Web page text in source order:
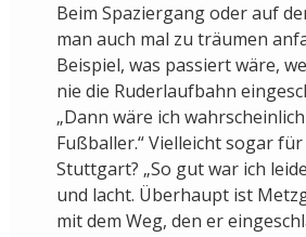
Beim Spaziergang oder auf
man auch mal zu träumen
Beispiel, was passiert wäre,
nie die Ruderlaufbahn
„Dann wäre ich
Fußballer.“ Vielleicht sogar
Stuttgart? „So gut war ich
und lacht. Überhaupt ist
mit dem Weg, den er